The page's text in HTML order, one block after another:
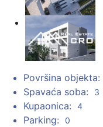
Površina objekta:
Spavaća soba: 3
Kupaonica: 4
Parking: 0